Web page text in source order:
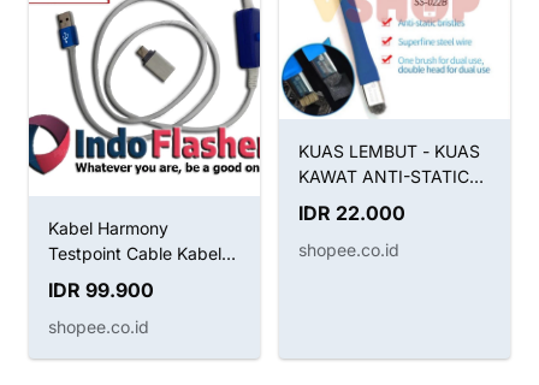
Kabel Harmony
Testpoint Cable Kabel
Boot Huawei
IDR 99.900
shopee.co.id
KUAS LEMBUT - KUAS
KAWAT ANTI-STATIC
BRUSH SUNSHINE SS-
022B 2IN1
IDR 22.000
shopee.co.id